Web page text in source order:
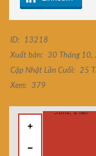
ID:
13218
Xuất bản:
30 Tháng 10,
Cập Nhật Lần Cuối:
25
Xem:
379